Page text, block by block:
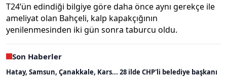
T24’ün edindiği bilgiye göre daha önce aynı gerekçe ile
ameliyat olan Bahçeli, kalp kapakçığının
yenilenmesinden iki gün sonra taburcu oldu.
Son Haberler
Hatay, Samsun, Çanakkale, Kars... 28 ilde CHP'li belediye başkanı